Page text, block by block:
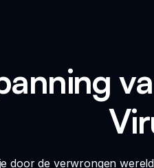
door de verwrongen